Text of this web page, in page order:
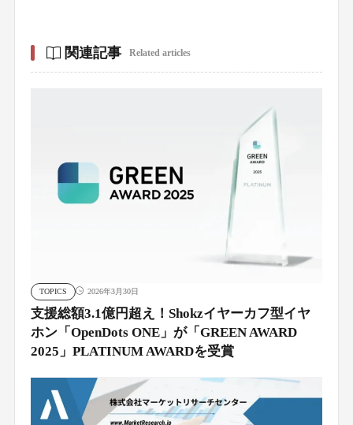
関連記事 Related articles
TOPICS 2026年3月30日
支援総額3.1億円超え！Shokzイヤーカフ型イヤ
ホン「OpenDots ONE」が「GREEN AWARD
2025」PLATINUM AWARDを受賞